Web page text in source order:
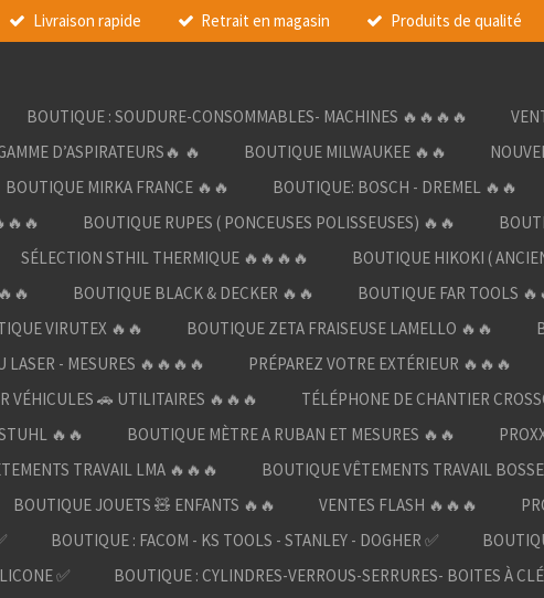
Livraison rapide Retrait en magasin Produits de qualité
BOUTIQUE : SOUDURE-CONSOMMABLES- MACHINES 🔥🔥🔥🔥
D’ASPIRATEURS🔥 🔥 BOUTIQUE MILWAUKEE 🔥🔥
BOUTIQUE MIRKA FRANCE 🔥🔥 BOUTIQUE: BOSCH - DREMEL 🔥🔥
BOUTIQUE RUPES ( PONCEUSES POLISSEUSES) 🔥🔥
SÉLECTION STHIL THERMIQUE 🔥🔥🔥🔥
BOUTIQUE HIKOKI (
BOUTIQUE BLACK & DECKER 🔥🔥 BOUTIQUE FAR TOOLS
VIRUTEX 🔥🔥 BOUTIQUE ZETA FRAISEUSE LAMELLO 🔥🔥
LASER - MESURES 🔥🔥🔥🔥 PRÉPAREZ VOTRE EXTÉRIEUR 🔥🔥🔥
VÉHICULES 🚗 UTILITAIRES 🔥🔥🔥 TÉLÉPHONE DE CHANTIER
🔥🔥 BOUTIQUE MÈTRE A RUBAN ET MESURES 🔥🔥
TRAVAIL LMA 🔥🔥🔥
BOUTIQUE VÊTEMENTS TRAVAIL
BOUTIQUE JOUETS 🧸 ENFANTS 🔥🔥 VENTES FLASH 🔥🔥🔥
BOUTIQUE : FACOM - KS TOOLS - STANLEY - DOGHER ✅
✅
BOUTIQUE : CYLINDRES-VERROUS-SERRURES- BOITES À